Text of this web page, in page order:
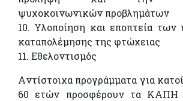
ψυχοκοινωνικών προβλημάτων
10. Υλοποίηση και εποπτεία των
καταπολέμησης της φτώχειας
11. Εθελοντισμός
Aντίστοιχα προγράμματα για
60 ετών προσφέρουν τα ΚΑΠΗ